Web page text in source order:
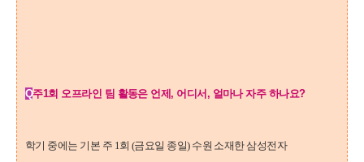
Q주1회 오프라인 팀 활동은 언제, 어디서, 얼마나 자주 하나요?
학기 중에는 기본 주 1회 (금요일 종일) 수원 소재한 삼성전자